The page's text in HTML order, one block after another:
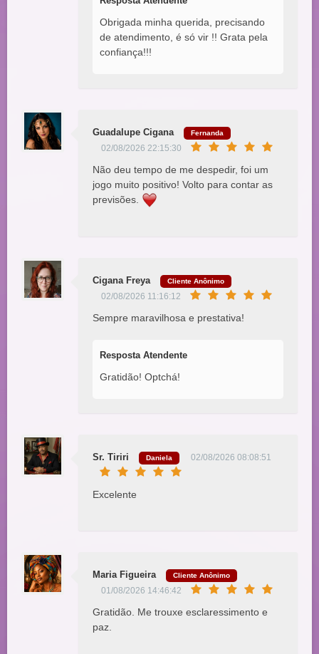
Obrigada minha querida, precisando
de atendimento, é só vir !! Grata pela
confiança!!!
Guadalupe Cigana Fernanda
02/08/2026 22:15:30
Não deu tempo de me despedir, foi um
jogo muito positivo! Volto para contar as
previsões.
Cigana Freya Cliente Anônimo
02/08/2026 11:16:12
Sempre maravilhosa e prestativa!
Resposta Atendente
Gratidão! Optchá!
Sr. Tiriri Daniela 02/08/2026 08:08:51
Excelente
Maria Figueira Cliente Anônimo
01/08/2026 14:46:42
Gratidão. Me trouxe esclaressimento e
paz.